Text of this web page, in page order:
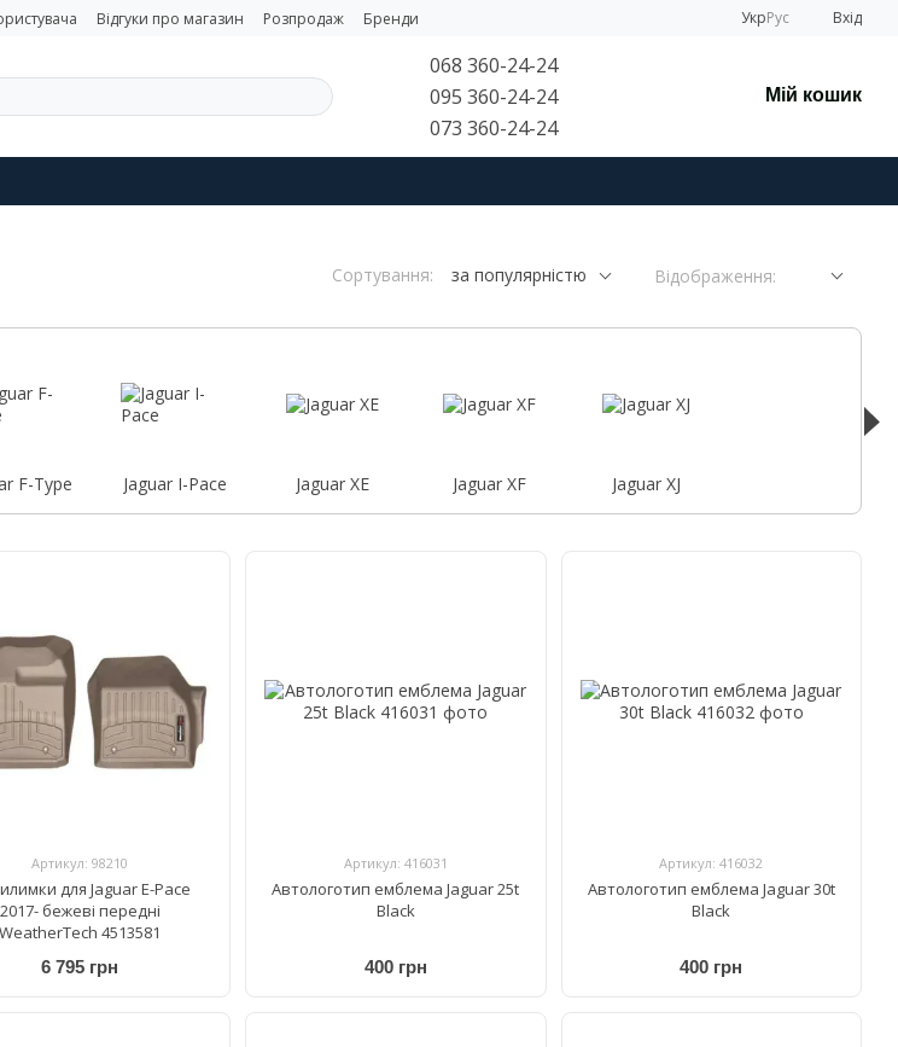
Відгуки про магазин Розпродаж Бренди УкрРус Вхід
068 360-24-24
095 360-24-24
073 360-24-24
Мій кошик
Сортування: за популярністю Відображення:
F-Type Jaguar I-Pace Jaguar XE Jaguar XF Jaguar XJ
Артикул: 98210
для Jaguar E-Pace
2017- бежеві передні
WeatherTech 4513581
6 795 грн
Артикул: 416031
Автологотип емблема Jaguar 25t
Black
400 грн
Артикул: 416032
Автологотип емблема Jaguar 30t
Black
400 грн